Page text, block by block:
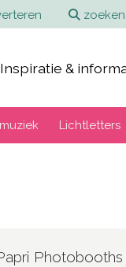
zoeken
Inspiratie &
Lichtletters
Photobooths